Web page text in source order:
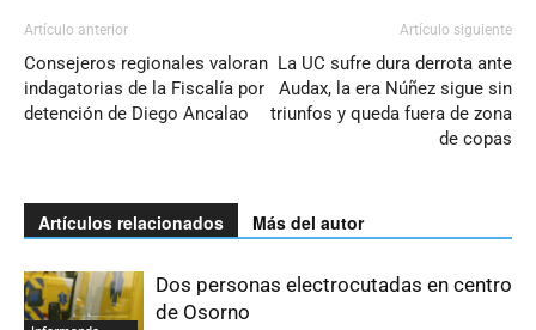
Artículo anterior
Consejeros regionales valoran
indagatorias de la Fiscalía por
detención de Diego Ancalao
Artículo siguiente
La UC sufre dura derrota ante
Audax, la era Núñez sigue sin
triunfos y queda fuera de zona
de copas
Artículos relacionados Más del autor
Dos personas electrocutadas en centro
de Osorno